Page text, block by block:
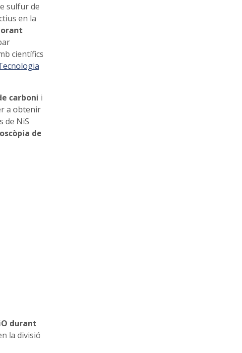
sulfur de
en la
científics
carboni i
a obtenir
de NiS
de
durant
la divisió